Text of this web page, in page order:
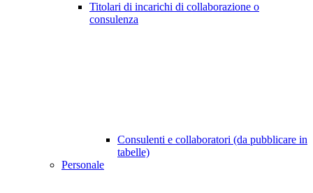
Titolari di incarichi di collaborazione o
consulenza
Consulenti e collaboratori (da pubblicare in
tabelle)
Personale